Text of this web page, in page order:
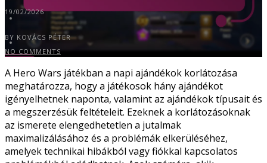
19/02/2026
BY KOVÁCS PÉTER
NO COMMENTS
A Hero Wars játékban a napi ajándékok korlátozása
meghatározza, hogy a játékosok hány ajándékot
igényelhetnek naponta, valamint az ajándékok típusait és
a megszerzésük feltételeit. Ezeknek a korlátozásoknak
az ismerete elengedhetetlen a jutalmak
maximalizálásához és a problémák elkerüléséhez,
amelyek technikai hibákból vagy fiókkal kapcsolatos